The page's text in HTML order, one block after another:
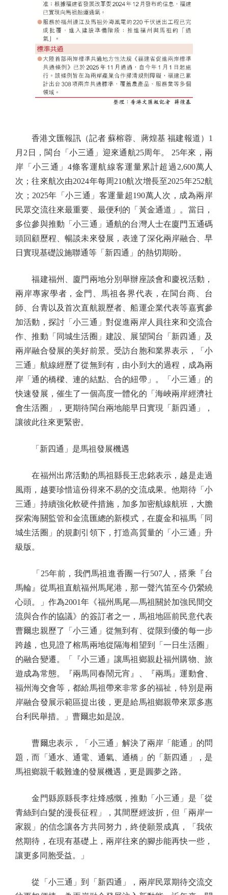
香港文匯報訊（記者 蘇榕蓉、蔣煌基 福建報道）1
月2日，閩台「小三通」迎來通航25周年。 25年來，兩
岸「小三通」4條客運航線客運量累計超過2,600萬人
次；往來航次由2024年每周210航次增長至2025年252航
次；2025年「小三通」客運量超190萬人次，成為兩岸
民眾交流往來最重要、最便利的「黃金通道」。當日，
多位參與推動「小三通」通航的台灣人士在廈門五通碼
頭回顧歷程、暢談未來發展，表達了深化兩岸融合、早
日實現基礎設施聯通等「新四通」的熱切期盼。
福建福州、廈門兩地分別舉辦座談會和慶祝活動，
兩岸專家學者，金門、馬祖各界代表，在閩台商、台
師、台青以及首次直航親歷者、船運企業代表等嘉賓參
加活動，探討「小三通」對促進兩岸人員往來和交流合
作、推動「同城生活圈」建設、展望閩台「新四通」及
兩岸融合發展的美好前景。受訪台胞和業界表示，「小
三通」航線經歷了從無到有，由小到大的過程，成為兩
岸「通的橋樑、連的結點、合的紐帶」。「小三通」的
快速發展，催生了一個高度一體化的「海峽兩岸經濟社
會生活圈」，更期待閩台兩地能早日實現「新四通」，
讓彼此往來更緊密。
「新四通」是馬祖發展機遇
在福州出席活動的馬祖縣長王忠銘表示，越是走過
風雨，越要珍惜這份得來不易的交流成果。他期待「小
三通」持續強化軟硬件措施，加多加密航線航班，大膽
探索海關監管和金流匯總的新模式，在廈金和福馬「同
城生活圈」的規劃引領下，打造高質量的「小三通」升
級版。
「25年前，我們馬祖進香團一行507人，搭乘『台
馬輪』從馬祖直航福州馬尾港，那一聲汽笛至今仍縈繞
心頭。」作為2001年《福州馬尾—馬祖關於加強民間交
流與合作的協議》的簽訂者之一，馬祖地區前民意代表
曹爾忠親歷了「小三通」從無到有、從限到優的每一步
跨越，也見證了榕馬兩地從隔海相望到「一日生活圈」
的融合變遷。「『小三通』讓馬祖鄉親赴福州購物、旅
遊成為常態。『兩馬同春鬧元宵』、『兩馬』運動會、
福州海交會等，都給馬祖帶來非常多的福祉，特別是兩
岸融合發展示範區提出後，更是給馬祖鄉親帶來眾多惠
台利民舉措。」曹爾忠如是說。
曹爾忠表示，「小三通」解決了兩岸「能通」的問
題，而「通水、通電、通氣、通橋」的「新四通」，是
馬祖鄉親千載難逢的發展機遇，更是圓夢之路。
金門縣原縣長李炷烽感慨，推動「小三通」是「從
青絲到白髮的漫長征程」，其間歷經波折，但「兩岸一
家親」的信念讓各方共同努力，終使願景成真，「我依
然期待，在現有基礎上，兩岸往來的腳步能再快一些，
讓更多同胞受益。」
從「小三通」到「新四通」，兩岸民眾期待交流交